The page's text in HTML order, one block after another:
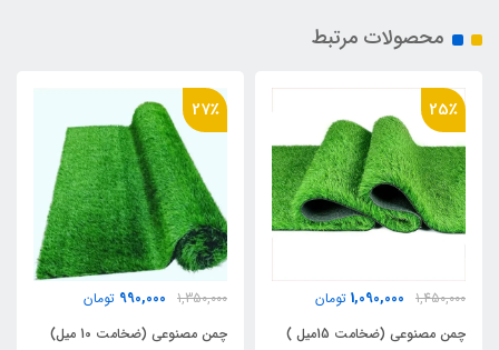
محصولات مرتبط
25٪
1,450,000
1,090,000 تومان
چمن مصنوعی (ضخامت 15میل )
27٪
1,350,000
990,000 تومان
چمن مصنوعی (ضخامت 10 میل)